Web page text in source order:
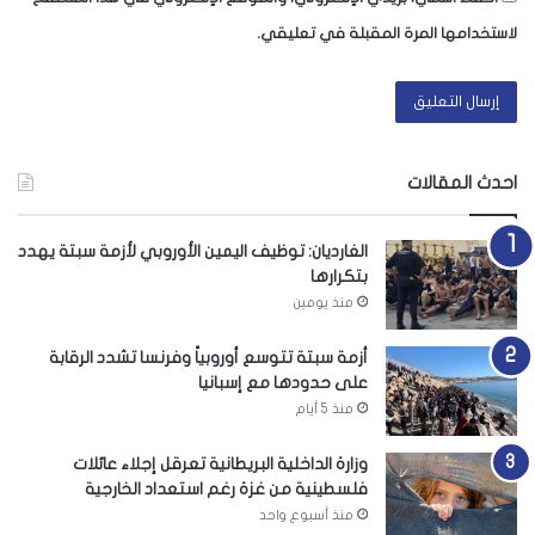
لاستخدامها المرة المقبلة في تعليقي.
احدث المقالات
الغارديان: توظيف اليمين الأوروبي لأزمة سبتة يهدد
بتكرارها
منذ يومين
أزمة سبتة تتوسع أوروبياً وفرنسا تشدد الرقابة
على حدودها مع إسبانيا
منذ 5 أيام
وزارة الداخلية البريطانية تعرقل إجلاء عائلات
فلسطينية من غزة رغم استعداد الخارجية
منذ أسبوع واحد